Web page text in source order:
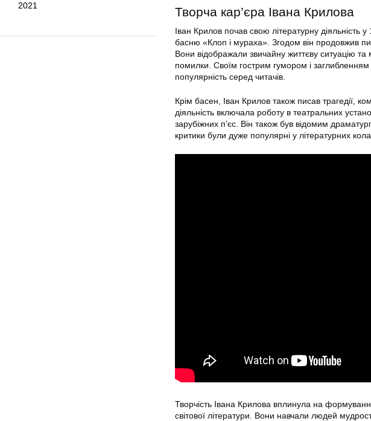
2021
Творча кар’єра Івана Крилова
Іван Крилов почав свою літературну діяльність
басню «Клоп і мураха». Згодом він продовжив
Вони відображали звичайну життєву ситуацію та
помилки. Своїм гострим гумором і
популярність серед читачів.
Крім басен, Іван Крилов також писав трагедії,
діяльність включала роботу в театральних
зарубіжних п’єс. Він також був відомим
критики були дуже популярні у літературних
Творчість Івана Крилова вплинула на
світової літератури. Вони навчали людей